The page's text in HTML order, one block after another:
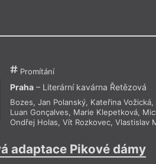
Promítání
Praha– Literární kavárna Řetězová
Bozes, Jan Polanský, Kateřina Vožická,
Luan Gonçalves, Marie Klepetková,
Ondřej Holas, Vít Rozkovec, Vlastislav
adaptace Pikové dámy